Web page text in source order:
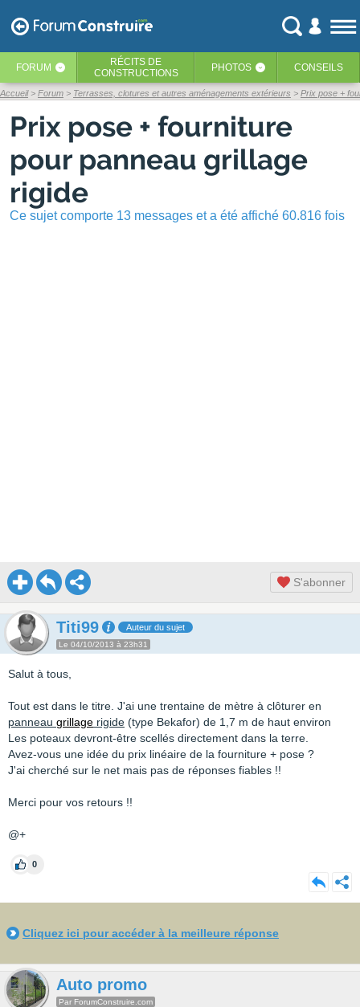
FORUM ‹ RÉCITS DE
CONSTRUCTIONS
PHOTOS ‹ CONSEILS
Accueil Forum Terrasses, clotures et autres aménagements extérieurs Prix pose +
Prix pose + fourniture
pour panneau grillage
rigide
Ce sujet comporte 13 messages et a été affiché 60.816 fois
S'abonner
Titi99 Auteur du sujet
Le 04/10/2013 à 23h31
Salut à tous,
Tout est dans le titre. J'ai une trentaine de mètre à clôturer en
panneau grillage rigide (type Bekafor) de 1,7 m de haut environ
Les poteaux devront-être scellés directement dans la terre.
Avez-vous une idée du prix linéaire de la fourniture + pose ?
J'ai cherché sur le net mais pas de réponses fiables !!
Merci pour vos retours !!
@+
0
Cliquez ici pour accéder à la meilleure réponse
Auto promo
Par ForumConstruire.com